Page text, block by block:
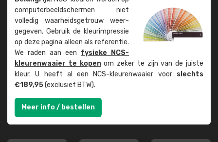
computer­beeld­schermen niet
volledig waarheids­­getrouw weer­
gegeven. Gebruik de kleur­impressie
op deze pagina alleen als referentie.
We raden aan een fysieke NCS-
kleuren­waaier te kopenom zeker te zijn van de juiste
kleur. U heeft al een NCS-kleuren­waaier voor slechts
€189,95(exclusief BTW).
Meer info / bestellen